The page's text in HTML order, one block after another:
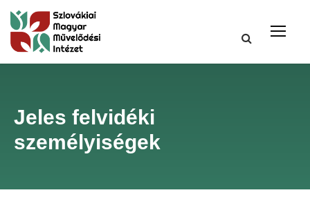
Jeles felvidéki
személyiségek